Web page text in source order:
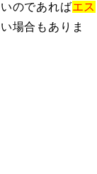
のであればエス
場合もありま